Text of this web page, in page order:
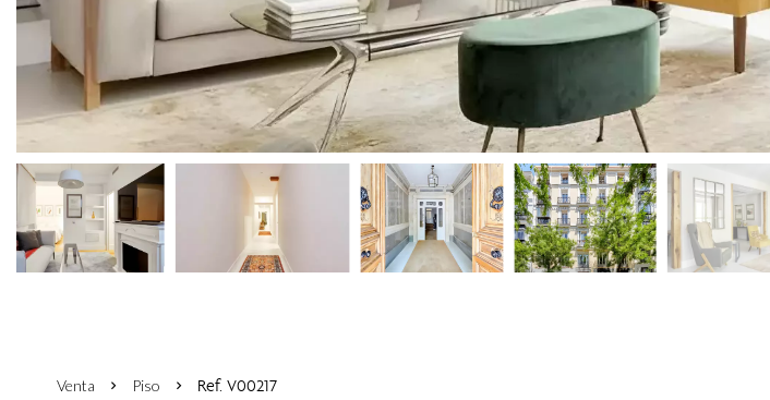
Venta Piso Ref. V00217